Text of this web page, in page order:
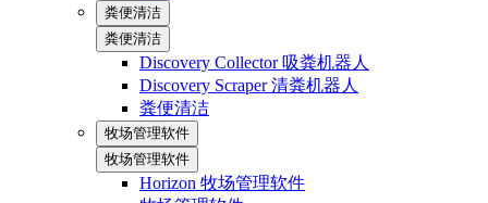
粪便清洁
粪便清洁
Discovery Collector 吸粪机器人
Discovery Scraper 清粪机器人
粪便清洁
牧场管理软件
牧场管理软件
Horizon 牧场管理软件